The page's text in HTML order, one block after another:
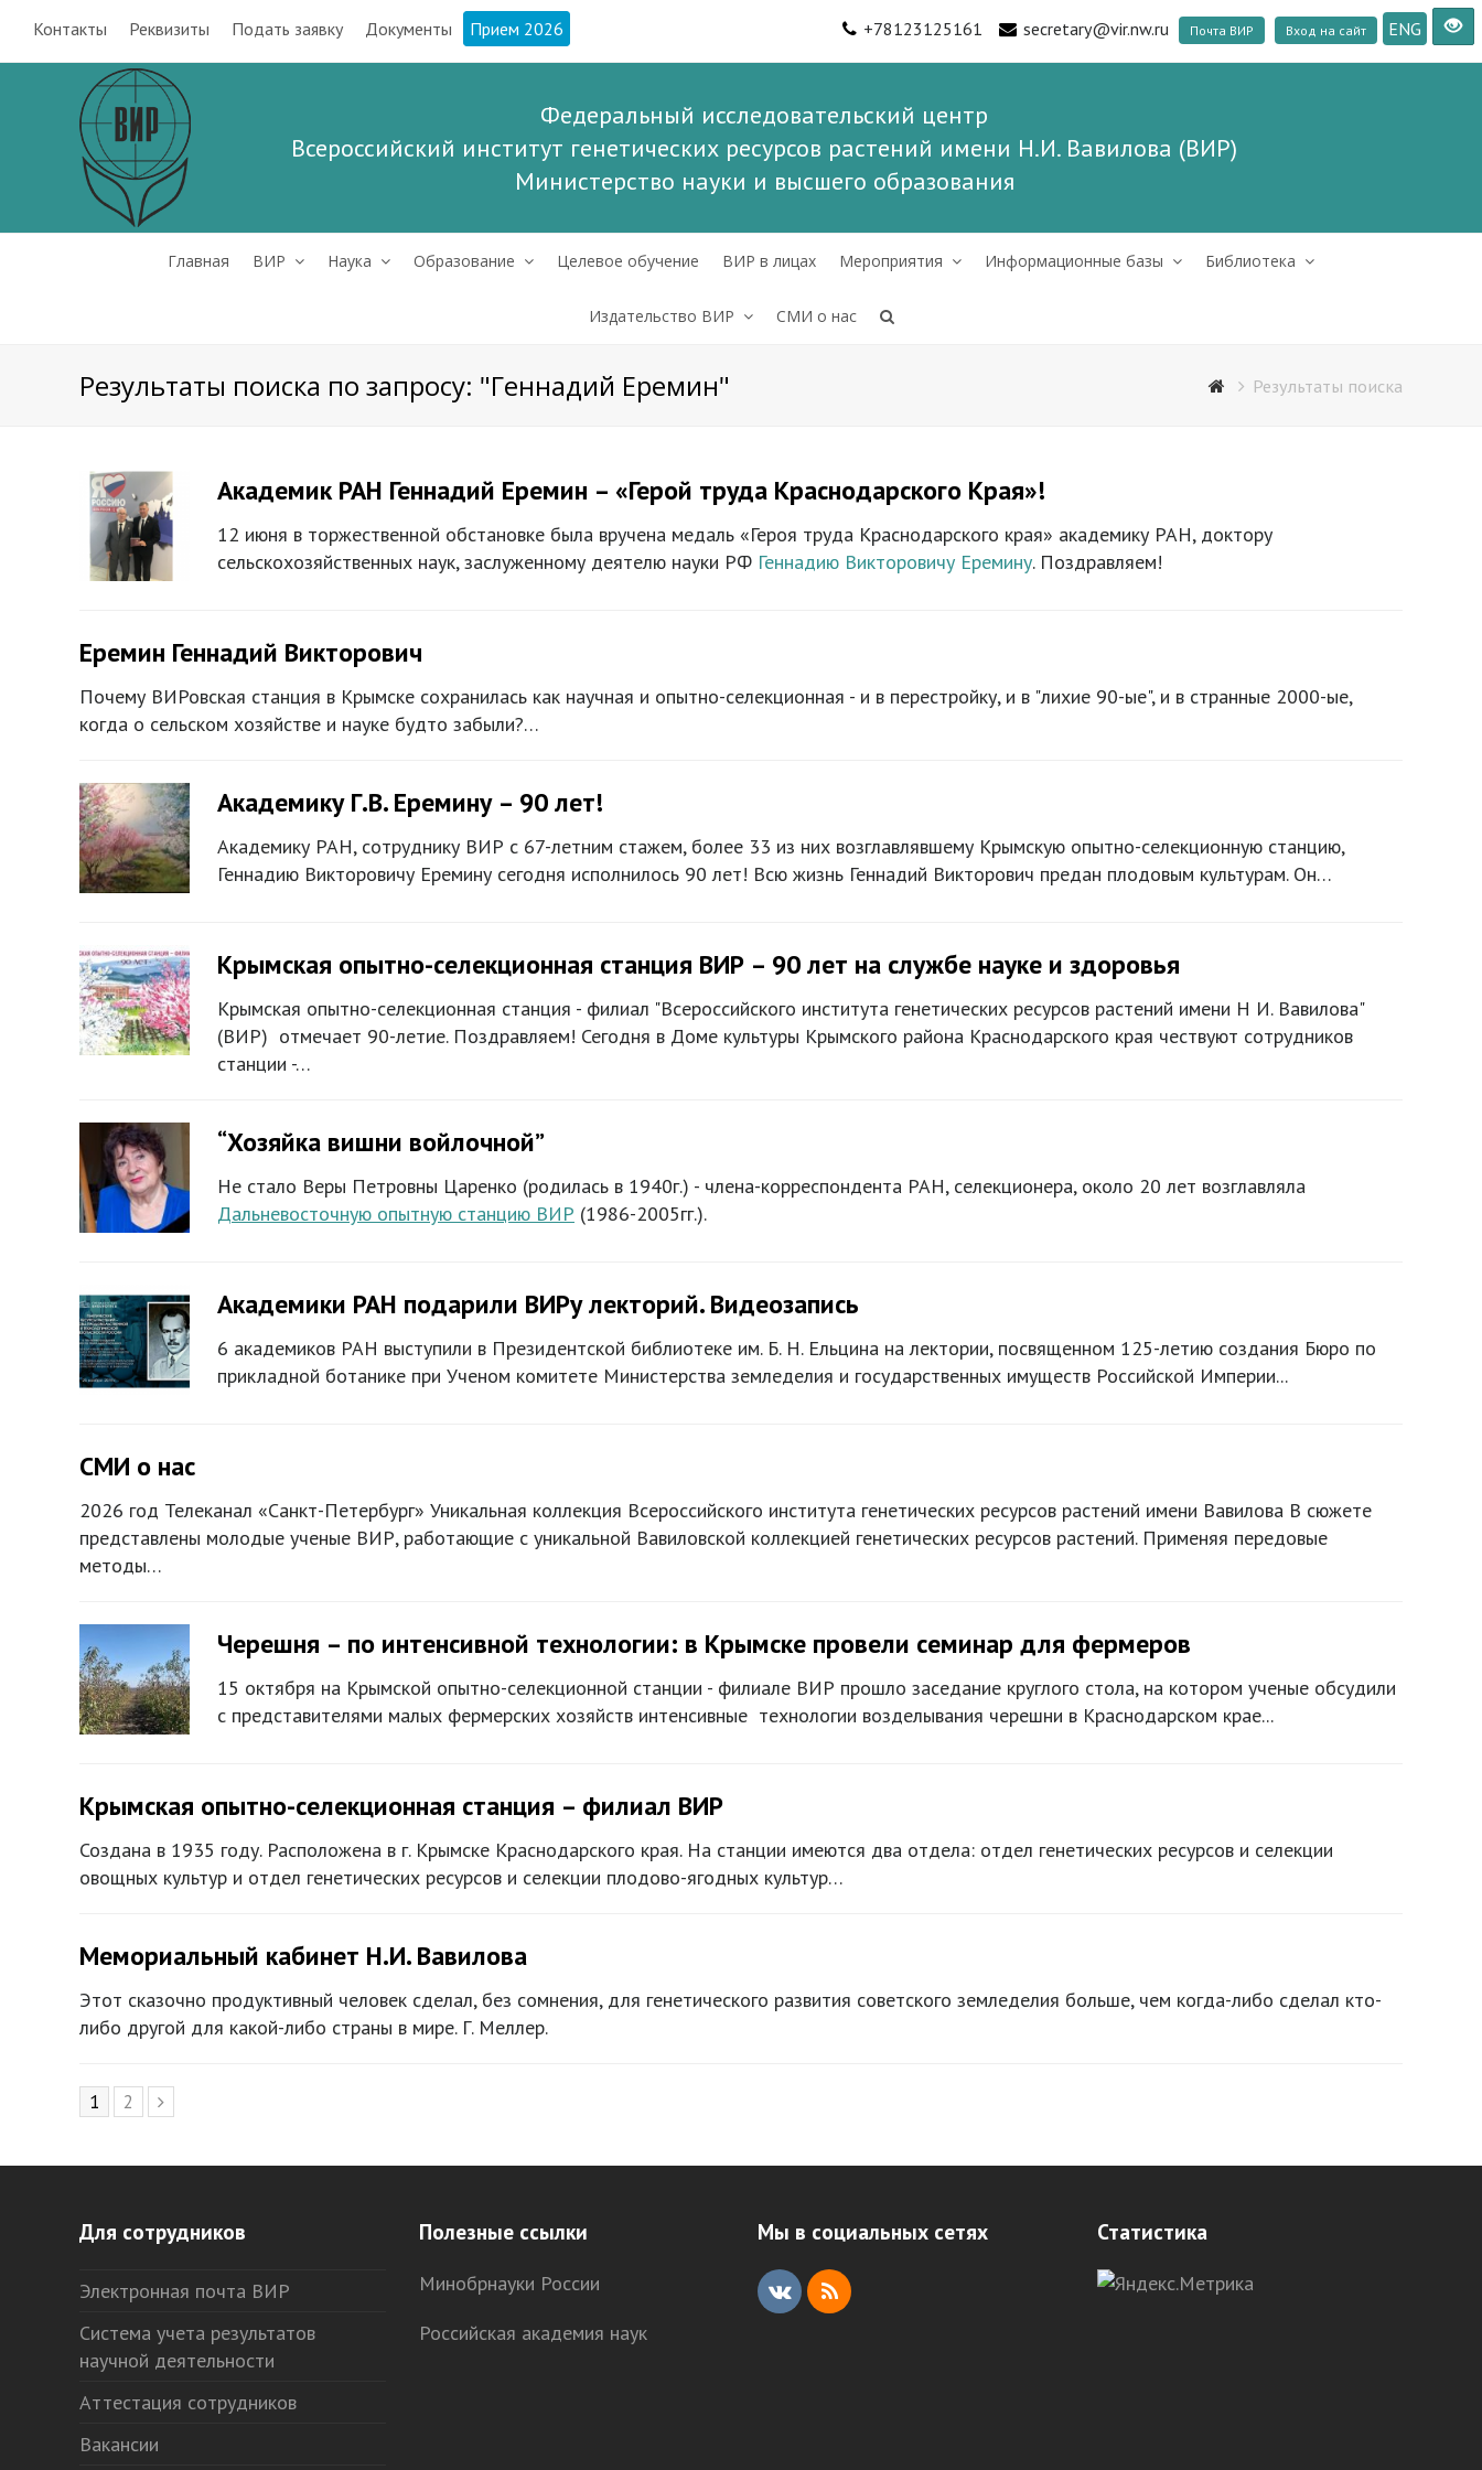
Контакты Реквизиты Подать заявку Документы Прием 2026 +78123125161 secretary@vir.nw.ru Почта ВИР Вход на сайт ENG
Федеральный исследовательский центр
Всероссийский институт генетических ресурсов растений имени Н.И. Вавилова (ВИР)
Министерство науки и высшего образования
Главная ВИР Наука Образование Целевое обучение ВИР в лицах Мероприятия Информационные базы Библиотека
Издательство ВИР СМИ о нас
Результаты поиска по запросу: "Геннадий Еремин" Результаты поиска
Академик РАН Геннадий Еремин – «Герой труда Краснодарского Края»!
12 июня в торжественной обстановке была вручена медаль «Героя труда Краснодарского края» академику РАН, доктору
сельскохозяйственных наук, заслуженному деятелю науки РФ Геннадию Викторовичу Еремину. Поздравляем!
Еремин Геннадий Викторович
Почему ВИРовская станция в Крымске сохранилась как научная и опытно-селекционная - и в перестройку, и в "лихие 90-ые", и в странные 2000-ые,
когда о сельском хозяйстве и науке будто забыли?…
Академику Г.В. Еремину – 90 лет!
Академику РАН, сотруднику ВИР с 67-летним стажем, более 33 из них возглавлявшему Крымскую опытно-селекционную станцию,
Геннадию Викторовичу Еремину сегодня исполнилось 90 лет! Всю жизнь Геннадий Викторович предан плодовым культурам. Он…
Крымская опытно-селекционная станция ВИР – 90 лет на службе науке и здоровья
Крымская опытно-селекционная станция - филиал "Всероссийского института генетических ресурсов растений имени Н И. Вавилова"
(ВИР) отмечает 90-летие. Поздравляем! Сегодня в Доме культуры Крымского района Краснодарского края чествуют сотрудников
станции -…
“Хозяйка вишни войлочной”
Не стало Веры Петровны Царенко (родилась в 1940г.) - члена-корреспондента РАН, селекционера, около 20 лет возглавляла
Дальневосточную опытную станцию ВИР (1986-2005гг.).
Академики РАН подарили ВИРу лекторий. Видеозапись
6 академиков РАН выступили в Президентской библиотеке им. Б. Н. Ельцина на лектории, посвященном 125-летию создания Бюро по
прикладной ботанике при Ученом комитете Министерства земледелия и государственных имуществ Российской Империи...
СМИ о нас
2026 год Телеканал «Санкт-Петербург» Уникальная коллекция Всероссийского института генетических ресурсов растений имени Вавилова В сюжете
представлены молодые ученые ВИР, работающие с уникальной Вавиловской коллекцией генетических ресурсов растений. Применяя передовые
методы…
Черешня – по интенсивной технологии: в Крымске провели семинар для фермеров
15 октября на Крымской опытно-селекционной станции - филиале ВИР прошло заседание круглого стола, на котором ученые обсудили
с представителями малых фермерских хозяйств интенсивные технологии возделывания черешни в Краснодарском крае...
Крымская опытно-селекционная станция – филиал ВИР
Создана в 1935 году. Расположена в г. Крымске Краснодарского края. На станции имеются два отдела: отдел генетических ресурсов и селекции
овощных культур и отдел генетических ресурсов и селекции плодово-ягодных культур…
Мемориальный кабинет Н.И. Вавилова
Этот сказочно продуктивный человек сделал, без сомнения, для генетического развития советского земледелия больше, чем когда-либо сделал кто-
либо другой для какой-либо страны в мире. Г. Меллер.
Page
1 Page
2
Для сотрудников
Электронная почта ВИР
Система учета результатов
научной деятельности
Аттестация сотрудников
Вакансии
Полезные ссылки
Минобрнауки России
Российская академия наук
Мы в социальных сетях
V
R
Статистика